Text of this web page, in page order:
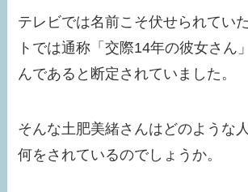
テレビでは名前こそ伏せられてい
トでは通称「交際14年の彼女さん
んであると断定されていました。
そんな土肥美緒さんはどのような
何をされているのでしょうか。